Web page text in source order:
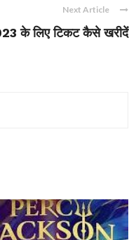
Next Article
के लिए टिकट कैसे खरीदें